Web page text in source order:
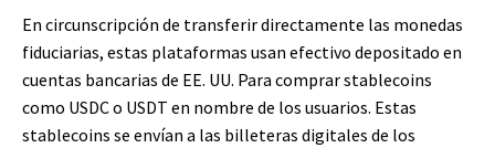
En circunscripción de transferir directamente las monedas
fiduciarias, estas plataformas usan efectivo depositado en
cuentas bancarias de EE. UU. Para comprar stablecoins
como USDC o USDT en nombre de los usuarios. Estas
stablecoins se envían a las billeteras digitales de los